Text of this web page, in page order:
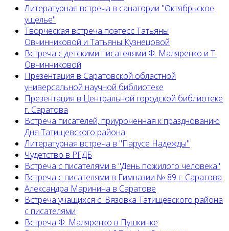
Литературная встреча в санатории "Октябрьское
ущелье"
Творческая встреча поэтесс Татьяны
Овчинниковой и Татьяны Кузнецовой
Встреча с детскими писателями Ф. Маляренко и Т.
Овчинниковой
Презентация в Саратовской областной
универсальной научной библиотеке
Презентация в Центральной городской библиотеке
г. Саратова
Встреча писателей, приуроченная к празднованию
Дня Татищевского района
Литературная встреча в "Парусе Надежды"
Чудетство в РГДБ
Встреча с писателями в "День пожилого человека"
Встреча с писателями в Гимназии № 89 г. Саратова
Александра Маринина в Саратове
Встреча учащихся с. Вязовка Татищевского района
с писателями
Встреча Ф. Маляренко в Пушкинке